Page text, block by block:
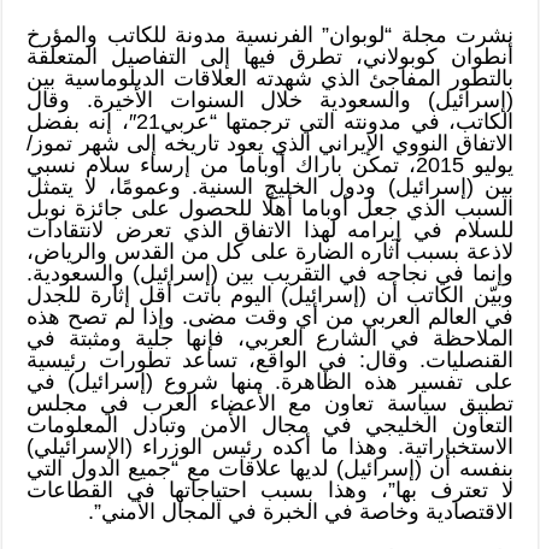
نشرت مجلة “لوبوان” الفرنسية مدونة للكاتب والمؤرخ
أنطوان كوبولاني، تطرق فيها إلى التفاصيل المتعلقة
بالتطور المفاجئ الذي شهدته العلاقات الدبلوماسية بين
(إسرائيل) والسعودية خلال السنوات الأخيرة. وقال
الكاتب، في مدونته التي ترجمتها “عربي21″، إنه بفضل
الاتفاق النووي الإيراني الذي يعود تاريخه إلى شهر تموز/
يوليو 2015، تمكن باراك أوباما من إرساء سلام نسبي
بين (إسرائيل) ودول الخليج السنية. وعمومًا، لا يتمثل
السبب الذي جعل أوباما أهلًا للحصول على جائزة نوبل
للسلام في إبرامه لهذا الاتفاق الذي تعرض لانتقادات
لاذعة بسبب آثاره الضارة على كل من القدس والرياض،
وإنما في نجاحه في التقريب بين (إسرائيل) والسعودية.
وبيّن الكاتب أن (إسرائيل) اليوم باتت أقل إثارة للجدل
في العالم العربي من أي وقت مضى. وإذا لم تصح هذه
الملاحظة في الشارع العربي، فإنها جلية ومثبتة في
القنصليات. وقال: في الواقع، تساعد تطورات رئيسية
على تفسير هذه الظاهرة. منها شروع (إسرائيل) في
تطبيق سياسة تعاون مع الأعضاء العرب في مجلس
التعاون الخليجي في مجال الأمن وتبادل المعلومات
الاستخباراتية. وهذا ما أكده رئيس الوزراء (الإسرائيلي)
بنفسه أن (إسرائيل) لديها علاقات مع “جميع الدول التي
لا تعترف بها”، وهذا بسبب احتياجاتها في القطاعات
الاقتصادية وخاصة في الخبرة في المجال الأمني”.